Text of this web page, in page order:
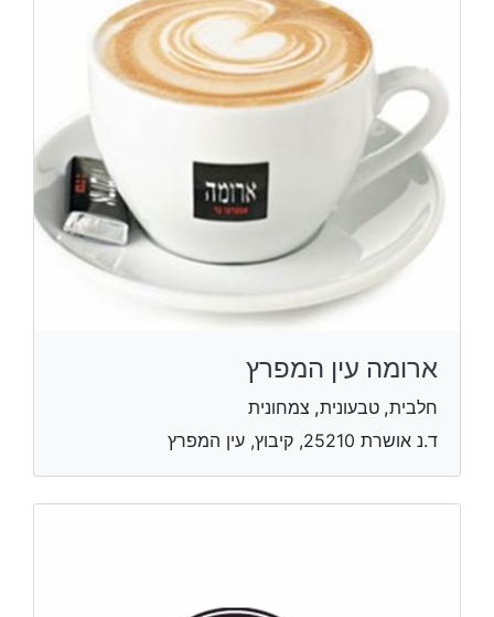
ארומה עין המפרץ
חלבית, טבעונית, צמחונית
ד.נ אושרת 25210, קיבוץ, עין המפרץ